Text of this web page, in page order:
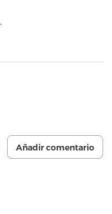
Añadir comentario